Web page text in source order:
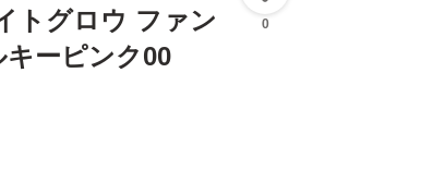
トグロウ ファン
ーピンク00
0